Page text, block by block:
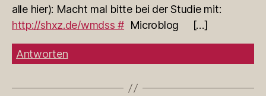
alle hier): Macht mal bitte bei der Studie mit:
http://shxz.de/wmdss # Microblog […]
Antworten